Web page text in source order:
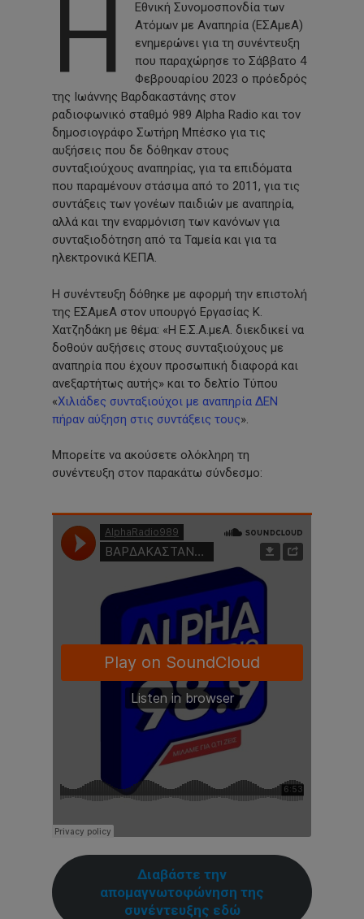
Η
Εθνική Συνομοσπονδία των
Ατόμων με Αναπηρία (ΕΣΑμεΑ)
ενημερώνει για τη συνέντευξη
που παραχώρησε το Σάββατο 4
Φεβρουαρίου 2023 ο πρόεδρός
της Ιωάννης Βαρδακαστάνης στον
ραδιοφωνικό σταθμό 989 Alpha Radio και τον
δημοσιογράφο Σωτήρη Μπέσκο για τις
αυξήσεις που δε δόθηκαν στους
συνταξιούχους αναπηρίας, για τα επιδόματα
που παραμένουν στάσιμα από το 2011, για τις
συντάξεις των γονέων παιδιών με αναπηρία,
αλλά και την εναρμόνιση των κανόνων για
συνταξιοδότηση από τα Ταμεία και για τα
ηλεκτρονικά ΚΕΠΑ.
Η συνέντευξη δόθηκε με αφορμή την επιστολή
της ΕΣΑμεΑ στον υπουργό Εργασίας Κ.
Χατζηδάκη με θέμα: «Η Ε.Σ.Α.μεΑ. διεκδικεί να
δοθούν αυξήσεις στους συνταξιούχους με
αναπηρία που έχουν προσωπική διαφορά και
ανεξαρτήτως αυτής» και το δελτίο Τύπου
«Χιλιάδες συνταξιούχοι με αναπηρία ΔΕΝ
πήραν αύξηση στις συντάξεις τους».
Μπορείτε να ακούσετε ολόκληρη τη
συνέντευξη στον παρακάτω σύνδεσμο:
Διαβάστε την
απομαγνωτοφώνηση της
συνέντευξης εδώ